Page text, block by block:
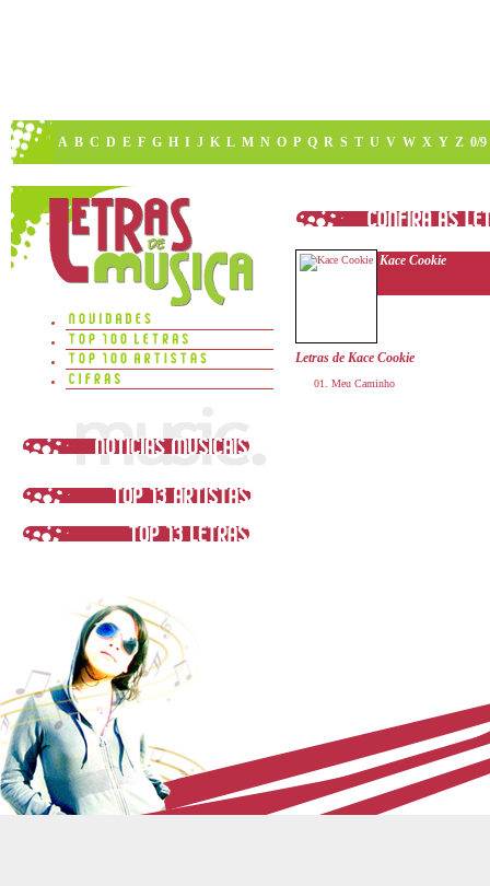
A B C D E F G H I J K L M N O P Q R S T U V W X Y Z 0/9
Kace Cookie
Letras de Kace Cookie
Meu Caminho